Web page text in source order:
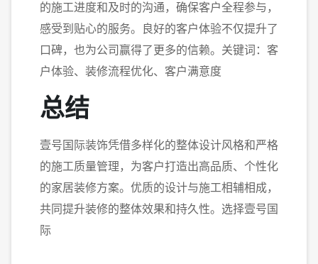
的施工进度和及时的沟通，确保客户全程参与，
感受到贴心的服务。良好的客户体验不仅提升了
口碑，也为公司赢得了更多的信赖。关键词：客
户体验、装修流程优化、客户满意度
总结
壹号国际装饰凭借多样化的整体设计风格和严格
的施工质量管理，为客户打造出高品质、个性化
的家居装修方案。优质的设计与施工相辅相成，
共同提升装修的整体效果和持久性。选择壹号国
际